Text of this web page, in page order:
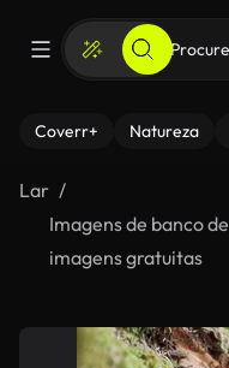
Coverr+ Natureza
Lar
Imagens de banco de
imagens gratuitas